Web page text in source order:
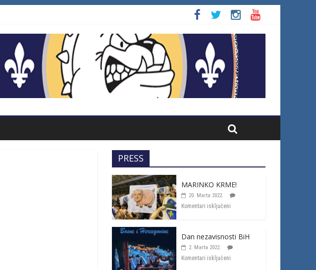
PRESS
MARINKO KRME!
20. Marta 2022.
Komentari isključeni
Dan nezavisnosti BiH
2. Marta 2022.
Komentari isključeni